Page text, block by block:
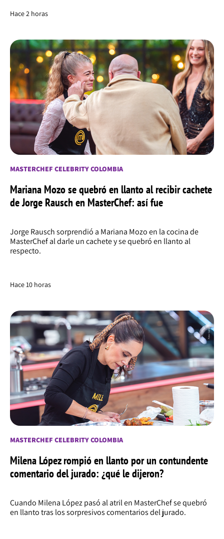
Hace 2 horas
MASTERCHEF CELEBRITY COLOMBIA
Mariana Mozo se quebró en llanto al recibir cachete
de Jorge Rausch en MasterChef: así fue
Jorge Rausch sorprendió a Mariana Mozo en la cocina de
MasterChef al darle un cachete y se quebró en llanto al
respecto.
Hace 10 horas
MASTERCHEF CELEBRITY COLOMBIA
Milena López rompió en llanto por un contundente
comentario del jurado: ¿qué le dijeron?
Cuando Milena López pasó al atril en MasterChef se quebró
en llanto tras los sorpresivos comentarios del jurado.